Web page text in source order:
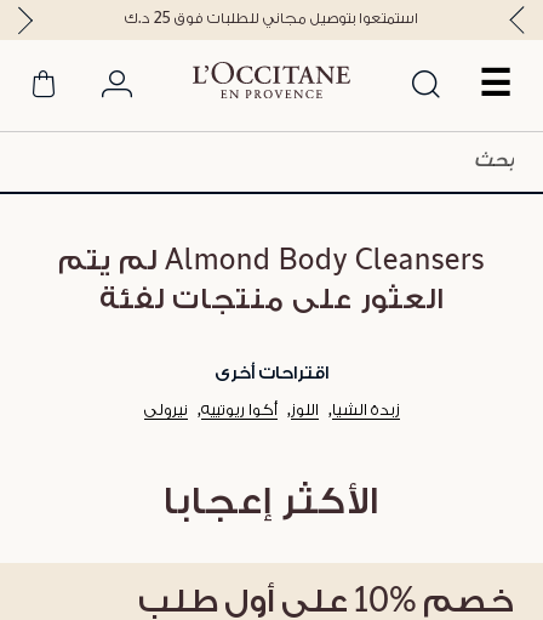
☰
استمتعوا بتوصيل مجاني للطلبات فوق 25 د.ك
Almond Body Cleansers لم يتم
العثور على منتجات لفئة
اقتراحات أخرى
زبدة الشيا اللوز أكوا ريوتييه نيرولي
الأكثر إعجابا
خصم %10 على أول طلب